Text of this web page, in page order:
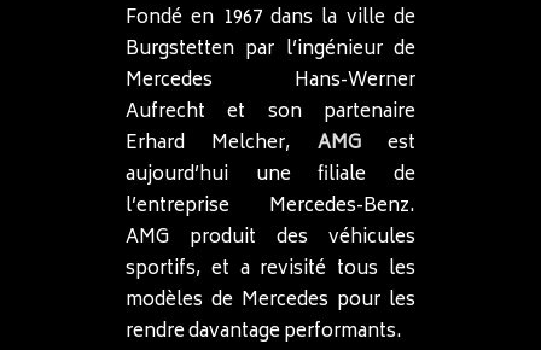
Fondé en 1967 dans la ville de
Burgstetten par l’ingénieur de
Mercedes Hans-Werner
Aufrecht et son partenaire
Erhard Melcher, AMGest
aujourd’hui une filiale de
l’entreprise Mercedes-Benz.
AMG produit des véhicules
sportifs, et a revisité tous les
modèles de Mercedes pour les
rendre davantage performants.